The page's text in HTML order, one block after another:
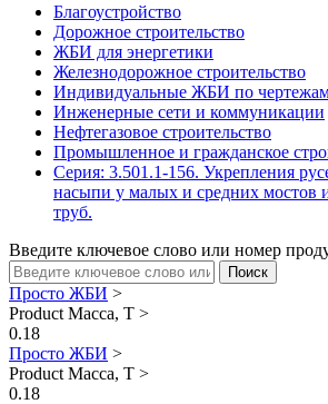
Благоустройство
Дорожное строительство
ЖБИ для энергетики
Железнодорожное строительство
Индивидуальные ЖБИ по
Инженерные сети и коммуникации
Нефтегазовое строительство
Промышленное и гражданское
Серия: 3.501.1-156. Укрепления
насыпи у малых и средних мостов
труб.
Введите ключевое слово или номер
Просто ЖБИ >
Product Масса, Т >
0.18
Просто ЖБИ >
Product Масса, Т >
0.18